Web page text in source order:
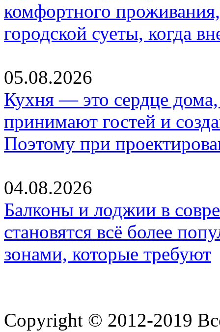
комфортного
городской суеты, когда
05.08.2026
Кухня — это сердце дома,
принимают гостей и
Поэтому при
04.08.2026
Балконы и лоджии в
становятся всё более
зонами, которые требуют
Copyright © 2012-2019